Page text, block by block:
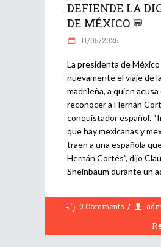
DEFIENDE LA
DE MÉXICO 💬
11/05/2026
La presidenta de
nuevamente el viaje de
madrileña, a quien acusa
reconocer a Hernán
conquistador español.
que hay mexicanas y
traen a una española
Hernán Cortés”, dijo
Sheinbaum durante un
0 Comments